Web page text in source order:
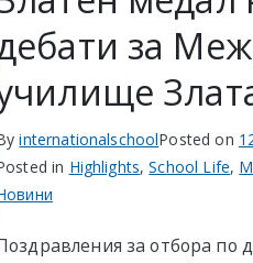
за
internationalschoolPosted on
in Highlights,School Life,
за отбора по